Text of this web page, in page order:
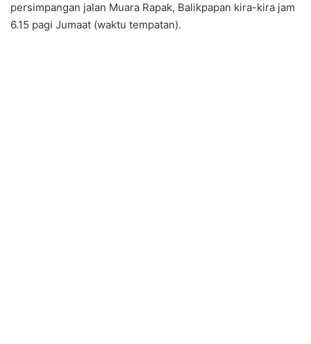
persimpangan jalan Muara Rapak, Balikpapan kira-kira jam
6.15 pagi Jumaat (waktu tempatan).